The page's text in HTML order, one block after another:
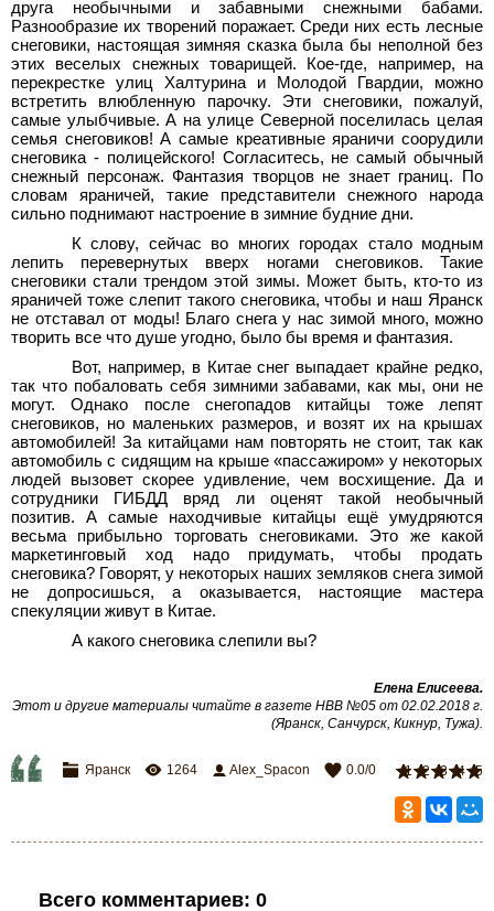
друга необычными и забавными снежными бабами.
Разнообразие их творений поражает. Среди них есть лесные
снеговики, настоящая зимняя сказка была бы неполной без
этих веселых снежных товарищей. Кое-где, например, на
перекрестке улиц Халтурина и Молодой Гвардии, можно
встретить влюбленную парочку. Эти снеговики, пожалуй,
самые улыбчивые. А на улице Северной поселилась целая
семья снеговиков! А самые креативные яраничи соорудили
снеговика - полицейского! Согласитесь, не самый обычный
снежный персонаж. Фантазия творцов не знает границ. По
словам яраничей, такие представители снежного народа
сильно поднимают настроение в зимние будние дни.
К слову, сейчас во многих городах стало модным
лепить перевернутых вверх ногами снеговиков. Такие
снеговики стали трендом этой зимы. Может быть, кто-то из
яраничей тоже слепит такого снеговика, чтобы и наш Яранск
не отставал от моды! Благо снега у нас зимой много, можно
творить все что душе угодно, было бы время и фантазия.
Вот, например, в Китае снег выпадает крайне редко,
так что побаловать себя зимними забавами, как мы, они не
могут. Однако после снегопадов китайцы тоже лепят
снеговиков, но маленьких размеров, и возят их на крышах
автомобилей! За китайцами нам повторять не стоит, так как
автомобиль с сидящим на крыше «пассажиром» у некоторых
людей вызовет скорее удивление, чем восхищение. Да и
сотрудники ГИБДД вряд ли оценят такой необычный
позитив. А самые находчивые китайцы ещё умудряются
весьма прибыльно торговать снеговиками. Это же какой
маркетинговый ход надо придумать, чтобы продать
снеговика? Говорят, у некоторых наших земляков снега зимой
не допросишься, а оказывается, настоящие мастера
спекуляции живут в Китае.
А какого снеговика слепили вы?
Елена Елисеева.
Этот и другие материалы читайте в газете НВВ №05 от 02.02.2018 г.
(Яранск, Санчурск, Кикнур, Тужа).
1 2 3 4 5
Яранск 1264 Alex_Spacon 0.0/0
Всего комментариев: 0